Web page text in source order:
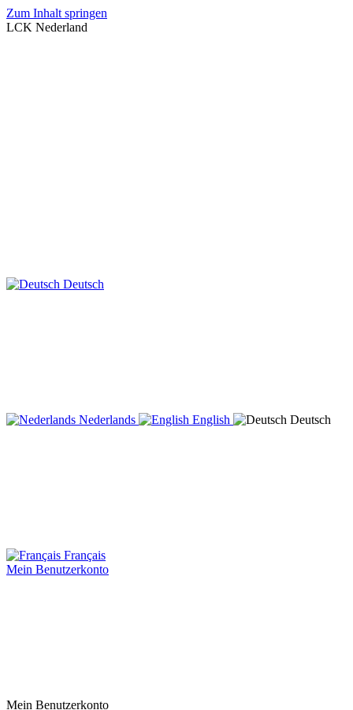
Zum Inhalt springen
LCK Nederland
Deutsch
Nederlands English Deutsch
Français
Mein Benutzerkonto
Mein Benutzerkonto